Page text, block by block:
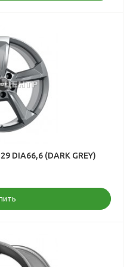
DIA66,6 (DARK GREY)